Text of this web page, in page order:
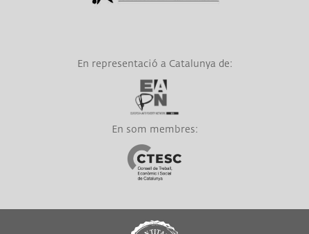
En representació a Catalunya de:
Link a EAPN
En som membres:
Link a CTESC